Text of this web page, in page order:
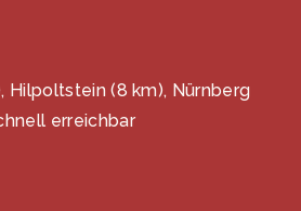
Hilpoltstein (8 km), Nürnberg
erreichbar